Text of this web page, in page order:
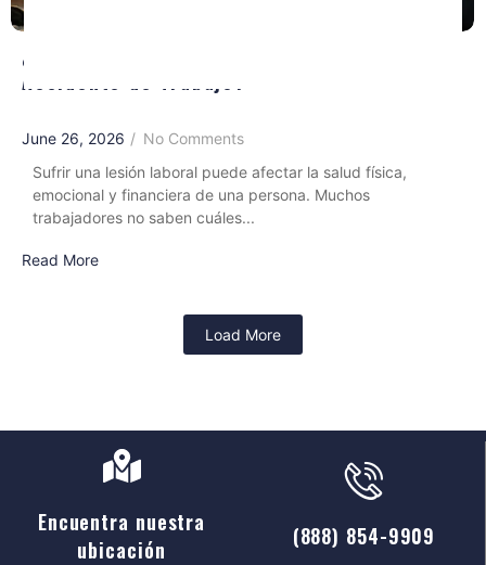
¿Necesitas un Abogado Después de un
Accidente de Trabajo?
June 26, 2026 / No Comments
Sufrir una lesión laboral puede afectar la salud física,
emocional y financiera de una persona. Muchos
trabajadores no saben cuáles...
Read More
Load More
Encuentra nuestra
ubicación
(888) 854-9909